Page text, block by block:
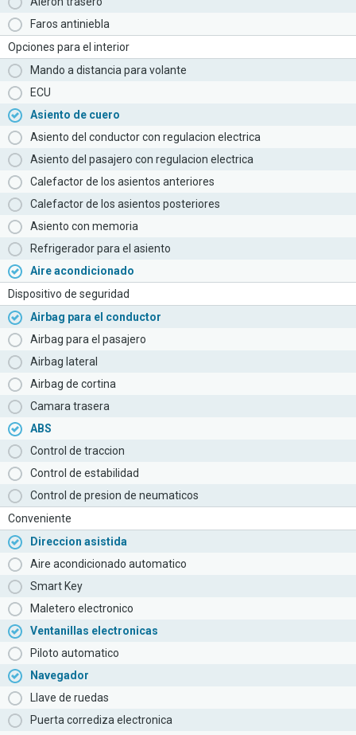
Faros antiniebla
Opciones para el interior
Mando a distancia para volante
ECU
Asiento de cuero
Asiento del conductor con regulacion electrica
Asiento del pasajero con regulacion electrica
Calefactor de los asientos anteriores
Calefactor de los asientos posteriores
Asiento con memoria
Refrigerador para el asiento
Aire acondicionado
Dispositivo de seguridad
Airbag para el conductor
Airbag para el pasajero
Airbag lateral
Airbag de cortina
Camara trasera
ABS
Control de traccion
Control de estabilidad
Control de presion de neumaticos
Conveniente
Direccion asistida
Aire acondicionado automatico
Smart Key
Maletero electronico
Ventanillas electronicas
Piloto automatico
Navegador
Llave de ruedas
Puerta corrediza electronica